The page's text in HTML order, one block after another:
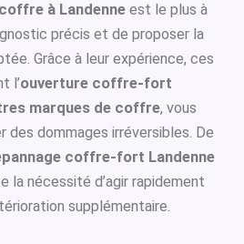
à Landenne est le plus à
précis et de proposer la
Grâce à leur expérience, ces
l’ouverture coffre-fort
marques de coffre, vous
des dommages irréversibles. De
coffre-fort Landenne
la nécessité d’agir rapidement
supplémentaire.